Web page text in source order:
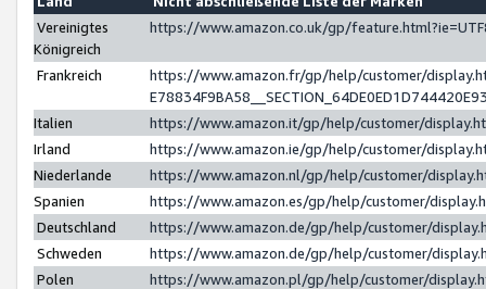
Vereinigtes
Königreich
https://www.amazon.co.uk/gp/
Frankreich
https://www.amazon.fr/gp/help/customer/
Italien
https://www.amazon.it/gp/help/customer/
Irland
https://www.amazon.ie/gp/help/customer/
Niederlande
https://www.amazon.nl/gp/help/customer/
Spanien
https://www.amazon.es/gp/help/customer/
Deutschland
https://www.amazon.de/gp/help/customer/
Schweden
https://www.amazon.de/gp/help/customer/
Polen
https://www.amazon.pl/gp/help/customer/